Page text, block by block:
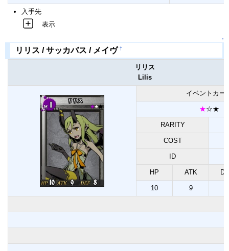
入手先
表示
↑
リリス / サッカバス / メイヴ †
リリス
Lilis
イベントカー
★☆★
RARITY
COST
ID
HP ATK
10 9